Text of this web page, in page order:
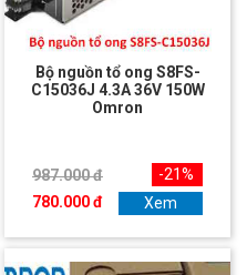
Bộ nguồn tổ ong S8FS-
C15036J 4.3A 36V 150W
Omron
987.000 đ
780.000 đ
-21%
Xem